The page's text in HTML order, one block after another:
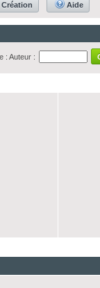
Aide
: Auteur :